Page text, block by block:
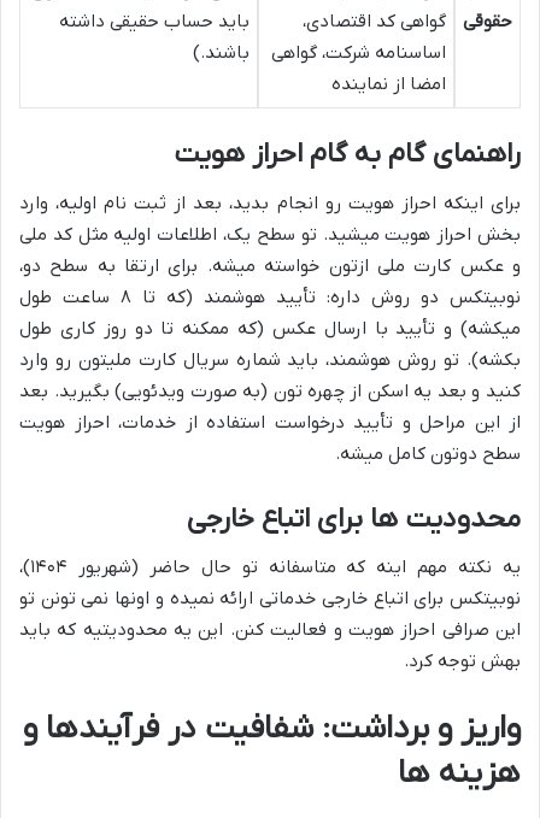
حقوقی
گواهی کد اقتصادی،
اساسنامه شرکت، گواهی
امضا از نماینده
باید حساب حقیقی داشته
باشند.)
راهنمای گام به گام احراز هویت
برای اینکه احراز هویت رو انجام بدید، بعد از ثبت نام اولیه، وارد
بخش احراز هویت میشید. تو سطح یک، اطلاعات اولیه مثل کد ملی
و عکس کارت ملی ازتون خواسته میشه. برای ارتقا به سطح دو،
نوبیتکس دو روش داره: تأیید هوشمند (که تا ۸ ساعت طول
میکشه) و تأیید با ارسال عکس (که ممکنه تا دو روز کاری طول
بکشه). تو روش هوشمند، باید شماره سریال کارت ملیتون رو وارد
کنید و بعد یه اسکن از چهره تون (به صورت ویدئویی) بگیرید. بعد
از این مراحل و تأیید درخواست استفاده از خدمات، احراز هویت
سطح دوتون کامل میشه.
محدودیت ها برای اتباع خارجی
یه نکته مهم اینه که متاسفانه تو حال حاضر (شهریور ۱۴۰۴)،
نوبیتکس برای اتباع خارجی خدماتی ارائه نمیده و اونها نمی تونن تو
این صرافی احراز هویت و فعالیت کنن. این یه محدودیتیه که باید
بهش توجه کرد.
واریز و برداشت: شفافیت در فرآیندها و
هزینه ها